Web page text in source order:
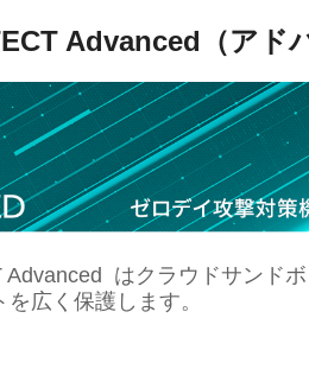
Advanced（アド
Advanced はクラウドサンド
広く保護します。